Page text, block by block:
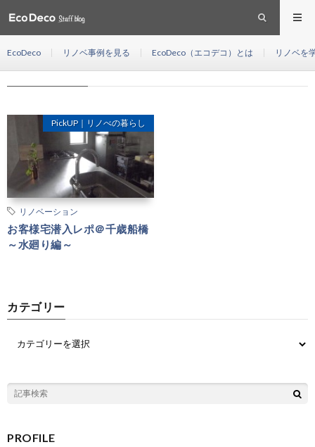
EcoDeco リノベ事例を見る EcoDeco（エコデコ）とは リノベを
HOME M様邸＠千歳船橋
PickUP｜リノべの暮らし
リノベーション
お客様宅潜入レポ＠千歳船橋
～水廻り編～
カテゴリー
PROFILE